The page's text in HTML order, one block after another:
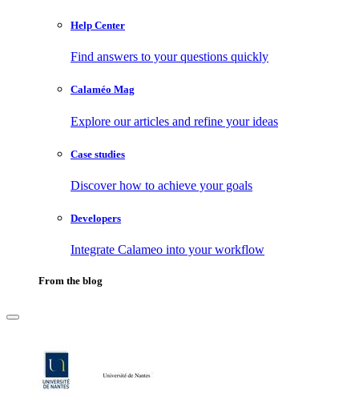
Help Center
Find answers to your questions quickly
Calaméo Mag
Explore our articles and refine your ideas
Case studies
Discover how to achieve your goals
Developers
Integrate Calameo into your workflow
From the blog